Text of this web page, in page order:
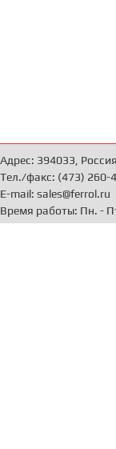
Адрес: 394033,
Тел./факс: (473) 260-
E-mail: sales@ferrol.ru
Время работы: Пн. -